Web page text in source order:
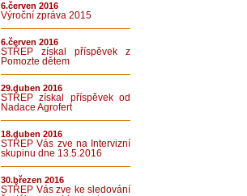
6.červen 2016
Výroční zpráva 2015
6.červen 2016
STŘEP získal příspěvek z
Pomozte dětem
29.duben 2016
STŘEP získal příspěvek od
Nadace Agrofert
18.duben 2016
STŘEP Vás zve na Intervizní
skupinu dne 13.5.2016
30.březen 2016
STŘEP Vás zve ke sledování